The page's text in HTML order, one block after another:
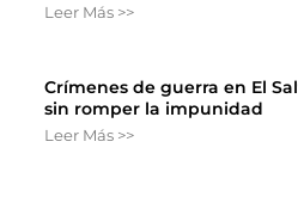
Leer Más >>
Crímenes de guerra en El
sin romper la impunidad
Leer Más >>